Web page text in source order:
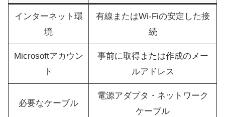
インターネット環
境
有線またはWi-Fiの安定した接
続
Microsoftアカウン
ト
事前に取得または作成のメー
ルアドレス
必要なケーブル
電源アダプタ・ネットワーク
ケーブル